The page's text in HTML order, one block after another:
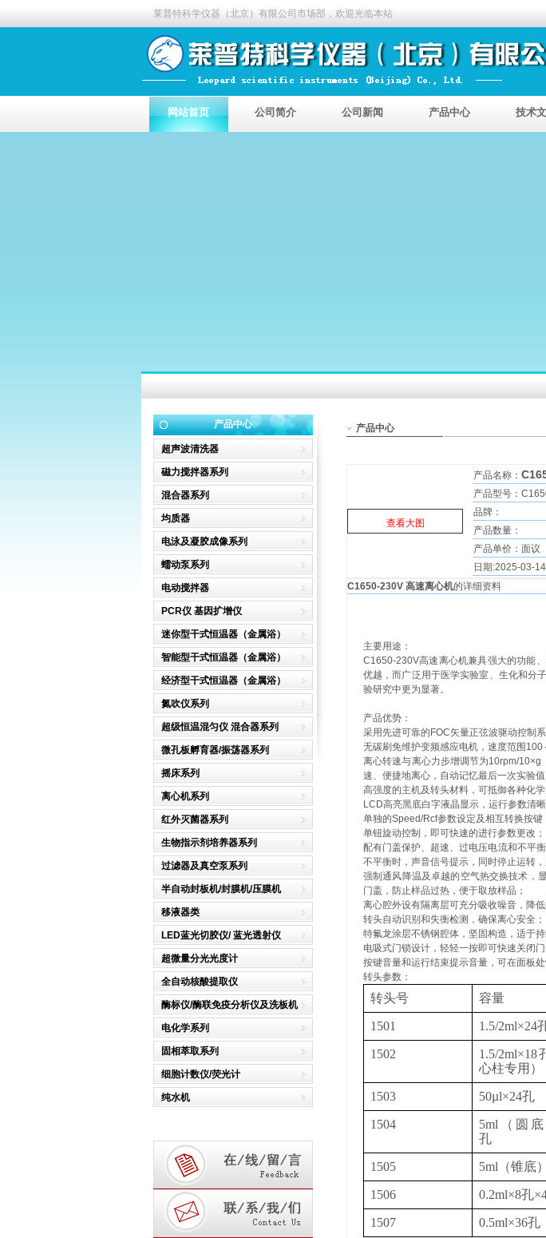
莱普特科学仪器（北京）有限公司市场部，欢迎光临本站
网站首页 公司简介 公司新闻 产品中心 技术
产品中心
超声波清洗器
磁力搅拌器系列
混合器系列
均质器
电泳及凝胶成像系列
蠕动泵系列
电动搅拌器
PCR仪 基因扩增仪
迷你型干式恒温器（金属浴）
智能型干式恒温器（金属浴）
经济型干式恒温器（金属浴）
氮吹仪系列
超级恒温混匀仪 混合器系列
微孔板孵育器/振荡器系列
摇床系列
离心机系列
红外灭菌器系列
生物指示剂培养器系列
过滤器及真空泵系列
半自动封板机/封膜机/压膜机
移液器类
LED蓝光切胶仪/ 蓝光透射仪
超微量分光光度计
全自动核酸提取仪
酶标仪/酶联免疫分析仪及洗板机
电化学系列
固相萃取系列
细胞计数仪/荧光计
纯水机
产品中心
查看大图
产品名称：
产品型号：
品牌：
产品数量：
产品单价：面议
日期:2025-03-14
C1650-230V 高速离心机的详细资料
主要用途：
C1650-230V高速离心机兼具强大的功能
优越，而广泛用于医学实验室、生化和分
验研究中更为显著。
产品优势：
采用先进可靠的FOC矢量正弦波驱动控制
无碳刷免维护变频感应电机，速度范围
离心转速与离心力步增调节为10rpm/
速、便捷地离心，自动记忆最后一次实验值
高强度的主机及转头材料，可抵御各种化
LCD高亮黑底白字液晶显示，运行参数清晰
单独的Speed/Rcf参数设定及相互转换按
单钮旋动控制，即可快速的进行参数更改；
配有门盖保护、超速、过电压电流和不平
不平衡时，声音信号提示，同时停止运转，
强制通风降温及卓越的空气热交换技术，
门盖，防止样品过热，便于取放样品；
离心腔外设有隔离层可充分吸收噪音，降
转头自动识别和失衡检测，确保离心安全；
特氟龙涂层不锈钢腔体，坚固构造，适于持
电吸式门锁设计，轻轻一按即可快速关闭门
按键音量和运行结束提示音量，可在面板处
转头参数：
转头号 容量
1501 1.5/2ml×24
1502 1.5/2ml×18
心柱专用 ）
1503 50µl×24孔
1504 5ml（ 圆底
孔
1505 5ml（锥底
1506 0.2ml×8孔
1507 0.5ml×36孔